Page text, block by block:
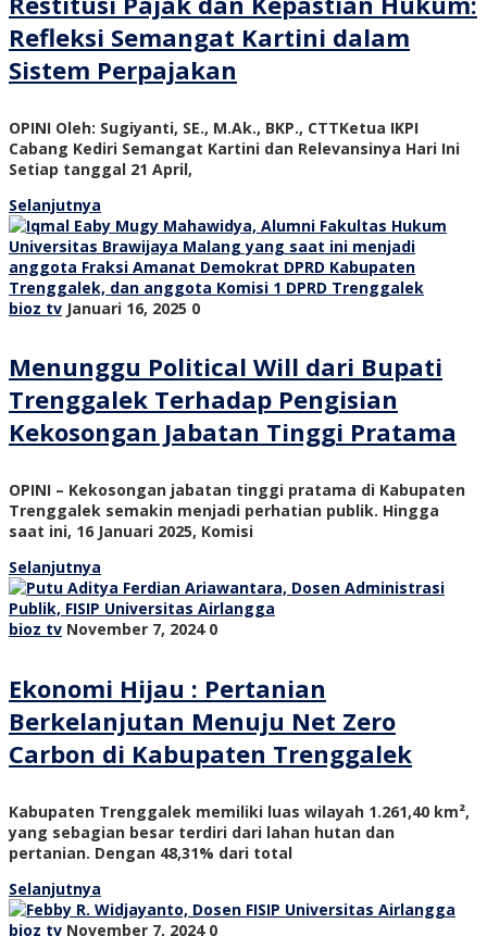
Refleksi Semangat Kartini dalam
Sistem Perpajakan
OPINI Oleh: Sugiyanti, SE., M.Ak., BKP., CTTKetua IKPI
Cabang Kediri Semangat Kartini dan Relevansinya Hari Ini
Setiap tanggal 21 April,
Selanjutnya
bioz tv Januari 16, 2025 0
Menunggu Political Will dari Bupati
Trenggalek Terhadap Pengisian
Kekosongan Jabatan Tinggi Pratama
OPINI – Kekosongan jabatan tinggi pratama di Kabupaten
Trenggalek semakin menjadi perhatian publik. Hingga
saat ini, 16 Januari 2025, Komisi
Selanjutnya
bioz tv November 7, 2024 0
Ekonomi Hijau : Pertanian
Berkelanjutan Menuju Net Zero
Carbon di Kabupaten Trenggalek
Kabupaten Trenggalek memiliki luas wilayah 1.261,40 km²,
yang sebagian besar terdiri dari lahan hutan dan
pertanian. Dengan 48,31% dari total
Selanjutnya
bioz tv November 7, 2024 0